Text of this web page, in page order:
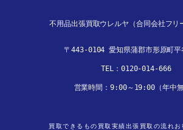
不用品出張買取ウレルヤ（合同会社フリ
〒443-0104 愛知県蒲郡市形原町平
TEL： 0120-014-666
営業時間：9:00～19:00（年中無
買取できるもの 買取実績出張買取の流れ お